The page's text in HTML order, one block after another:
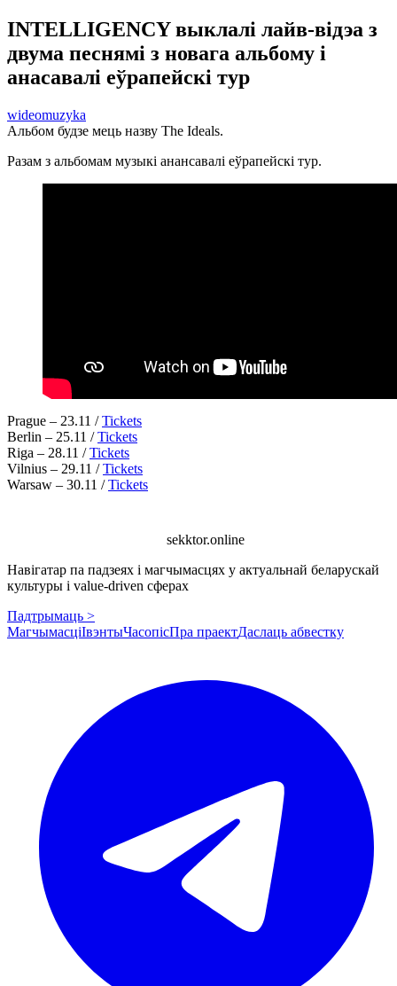
INTELLIGENCY выклалі лайв-відэа з
двума песнямі з новага альбому і
анасавалі еўрапейскі тур
wideomuzyka
Альбом будзе мець назву The Ideals.
Разам з альбомам музыкі анансавалі еўрапейскі тур.
Prague – 23.11 /Tickets
Berlin – 25.11 /Tickets
Riga – 28.11 /Tickets
Vilnius – 29.11 /Tickets
Warsaw – 30.11 /Tickets
sekktor.online
Навігатар па падзеях і магчымасцях у актуальнай беларускай
культуры і value-driven сферах
Падтрымаць >
МагчымасціІвэнтыЧасопісПра праектДаслаць абвестку